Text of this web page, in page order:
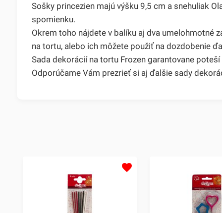
Sošky princezien majú výšku 9,5 cm a snehuliak
spomienku.
Okrem toho nájdete v balíku aj dva umelohmotné
na tortu, alebo ich môžete použiť na dozdobenie
Sada dekorácií na tortu Frozen garantovane
Odporúčame Vám prezrieť si aj ďalšie sady